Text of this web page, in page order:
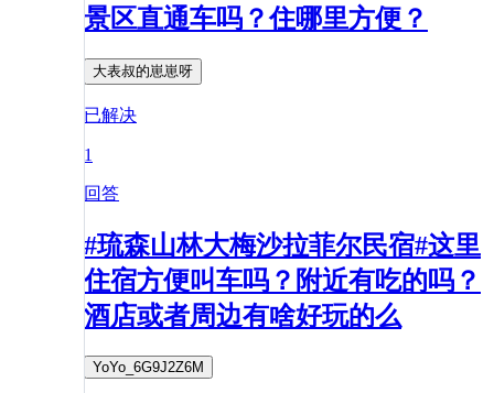
景区直通车吗？住哪里方便？
大表叔的崽崽呀
已解决
1
回答
#琉森山林大梅沙拉菲尔民宿#这里
住宿方便叫车吗？附近有吃的吗？
酒店或者周边有啥好玩的么
YoYo_6G9J2Z6M